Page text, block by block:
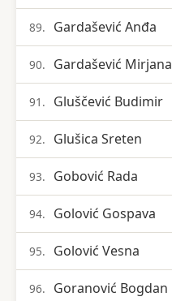
89. Gardašević Anđa
90. Gardašević Mirjana
91. Gluščević Budimir
92. Glušica Sreten
93. Gobović Rada
94. Golović Gospava
95. Golović Vesna
96. Goranović Bogdan